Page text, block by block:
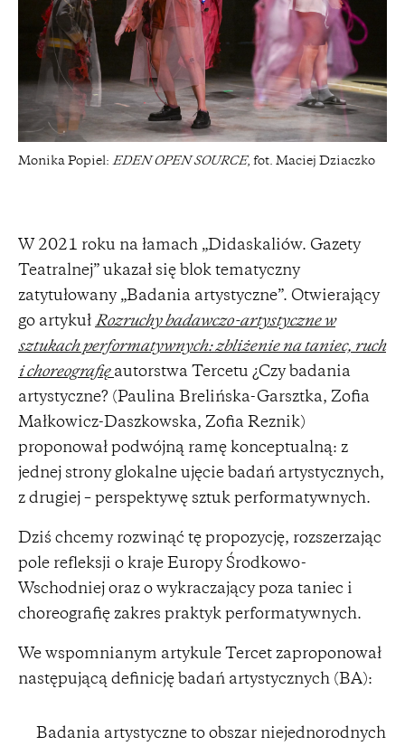
Monika Popiel: EDEN OPEN SOURCE, fot. Maciej Dziaczko
W 2021 roku na łamach „Didaskaliów. Gazety
Teatralnej” ukazał się blok tematyczny
zatytułowany „Badania artystyczne”. Otwierający
go artykuł Rozruchy badawczo-artystyczne w
sztukach performatywnych: zbliżenie na taniec, ruch
i choreografię autorstwa Tercetu ¿Czy badania
artystyczne? (Paulina Brelińska-Garsztka, Zofia
Małkowicz-Daszkowska, Zofia Reznik)
proponował podwójną ramę konceptualną: z
jednej strony glokalne ujęcie badań artystycznych,
z drugiej – perspektywę sztuk performatywnych.
Dziś chcemy rozwinąć tę propozycję, rozszerzając
pole refleksji o kraje Europy Środkowo-
Wschodniej oraz o wykraczający poza taniec i
choreografię zakres praktyk performatywnych.
We wspomnianym artykule Tercet zaproponował
następującą definicję badań artystycznych (BA):
Badania artystyczne to obszar niejednorodnych